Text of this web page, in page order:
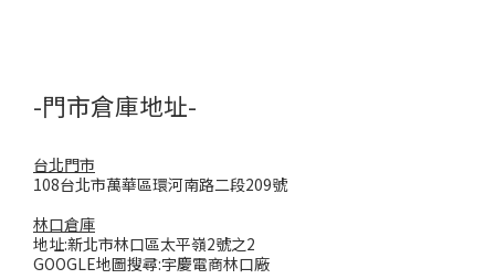
-門市倉庫地址-
台北門市
108台北市萬華區環河南路二段209號
林口倉庫
地址:新北市林口區太平嶺2號之2
GOOGLE地圖搜尋:宇慶電商林口廠